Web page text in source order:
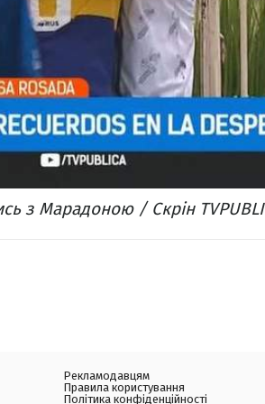
з Марадоною / Скрін
Рекламодавцям
Правила користування
Політика конфіденційності